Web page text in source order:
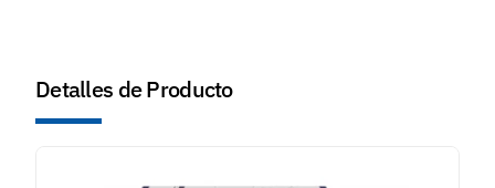
Detalles de Producto